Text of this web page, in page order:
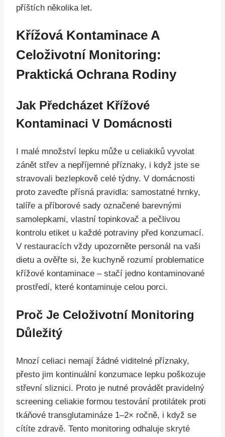
příštích několika let.
Křížová Kontaminace A
Celoživotní Monitoring:
Praktická Ochrana Rodiny
Jak Předcházet Křížové
Kontaminaci V Domácnosti
I malé množství lepku může u celiakiků vyvolat
zánět střev a nepříjemné příznaky, i když jste se
stravovali bezlepkově celé týdny. V domácnosti
proto zaveďte přísná pravidla: samostatné hrnky,
talíře a příborové sady označené barevnými
samolepkami, vlastní topinkovač a pečlivou
kontrolu etiket u každé potraviny před konzumací.
V restauracích vždy upozorněte personál na vaši
dietu a ověřte si, že kuchyně rozumí problematice
křížové kontaminace – stačí jedno kontaminované
prostředí, které kontaminuje celou porci.
Proč Je Celoživotní Monitoring
Důležitý
Mnozí celiaci nemají žádné viditelné příznaky,
přesto jim kontinuální konzumace lepku poškozuje
střevní sliznici. Proto je nutné provádět pravidelný
screening celiakie formou testování protilátek proti
tkáňové transglutamináze 1–2× ročně, i když se
cítíte zdravě. Tento monitoring odhaluje skryté